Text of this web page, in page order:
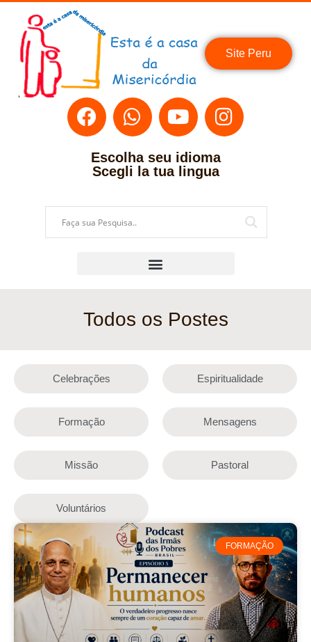
Site Peru
Escolha seu idioma
Scegli la tua lingua
Todos os Postes
Celebrações Espiritualidade
Formação Mensagens
Missão Pastoral
Voluntários
FORMAÇÃO